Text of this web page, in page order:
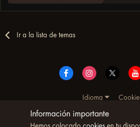
Ir a la lista de temas
Idioma
© Copyright UltimoWoW™ 2025.
reservados
Información importante